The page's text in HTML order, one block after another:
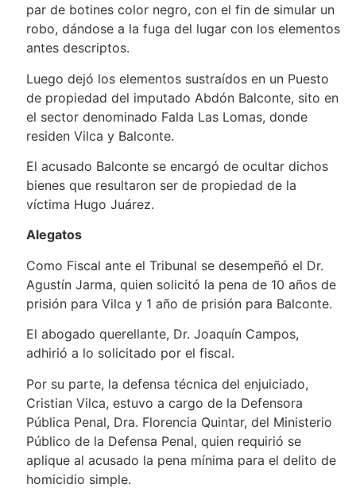
par de botines color negro, con el fin de simular un
robo, dándose a la fuga del lugar con los elementos
antes descriptos.
Luego dejó los elementos sustraídos en un Puesto
de propiedad del imputado Abdón Balconte, sito en
el sector denominado Falda Las Lomas, donde
residen Vilca y Balconte.
El acusado Balconte se encargó de ocultar dichos
bienes que resultaron ser de propiedad de la
víctima Hugo Juárez.
Alegatos
Como Fiscal ante el Tribunal se desempeñó el Dr.
Agustín Jarma, quien solicitó la pena de 10 años de
prisión para Vilca y 1 año de prisión para Balconte.
El abogado querellante, Dr. Joaquín Campos,
adhirió a lo solicitado por el fiscal.
Por su parte, la defensa técnica del enjuiciado,
Cristian Vilca, estuvo a cargo de la Defensora
Pública Penal, Dra. Florencia Quintar, del Ministerio
Público de la Defensa Penal, quien requirió se
aplique al acusado la pena mínima para el delito de
homicidio simple.